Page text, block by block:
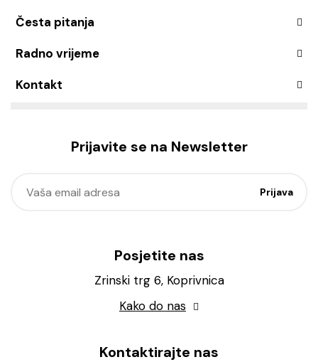
Česta pitanja
Radno vrijeme
Kontakt
Prijavite se na Newsletter
Posjetite nas
Zrinski trg 6, Koprivnica
Kako do nas
Kontaktirajte nas